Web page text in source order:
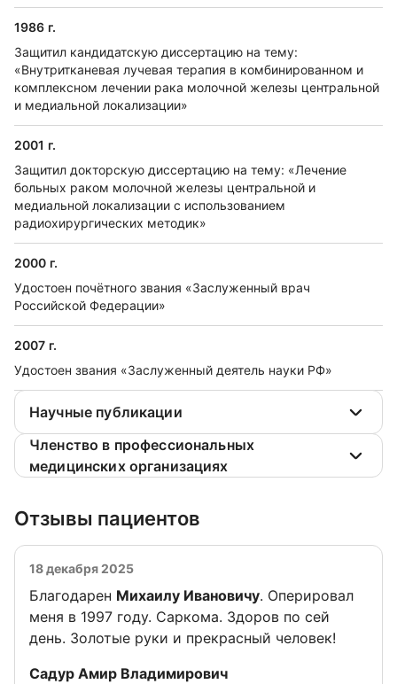
1986 г.
Защитил кандидатскую диссертацию на тему:
«Внутритканевая лучевая терапия в комбинированном и
комплексном лечении рака молочной железы центральной
и медиальной локализации»
2001 г.
Защитил докторскую диссертацию на тему: «Лечение
больных раком молочной железы центральной и
медиальной локализации с использованием
радиохирургических методик»
2000 г.
Удостоен почётного звания «Заслуженный врач
Российской Федерации»
2007 г.
Удостоен звания «Заслуженный деятель науки РФ»
Научные публикации
Членство в профессиональных
медицинских организациях
Отзывы пациентов
18 декабря 2025
Благодарен Михаилу Ивановичу. Оперировал
меня в 1997 году. Саркома. Здоров по сей
день. Золотые руки и прекрасный человек!
Отзыв от
Садур Амир Владимирович